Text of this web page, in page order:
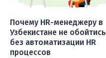
Почему HR-менеджеру в
Узбекистане не обойтись
без автоматизации HR
процессов